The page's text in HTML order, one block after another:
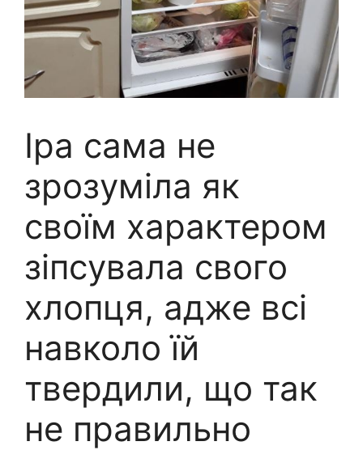
Іра сама не
зрозуміла як
своїм характером
зіпсувала свого
хлопця, адже всі
навколо їй
твердили, що так
не правильно